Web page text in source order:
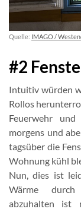
Quelle: IMAGO /
#2
Intuitiv würden
Rollos
Feuerwehr
morgens und
tagsüber die
Wohnung kühl
Nun, dies ist
Wärme durch
abzuhalten ist